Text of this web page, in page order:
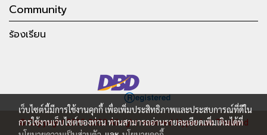
Community
ร้องเรียน
© Copyright 2015-2023 All right reserved.Hyper Lab Thailand
เว็บไซต์นี้มีการใช้งานคุกกี้ เพื่อเพิ่มประสิทธิภาพและประสบการณ์ที่ดีใน
การใช้งานเว็บไซต์ของท่าน ท่านสามารถอ่านรายละเอียดเพิ่มเติมได้ที่